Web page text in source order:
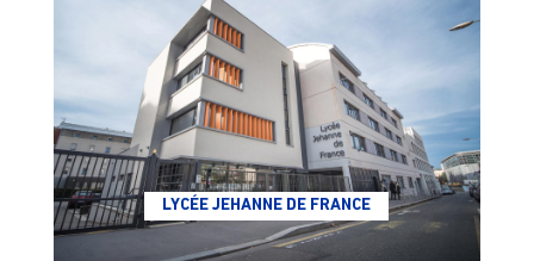
LYCÉE JEHANNE DE FRANCE